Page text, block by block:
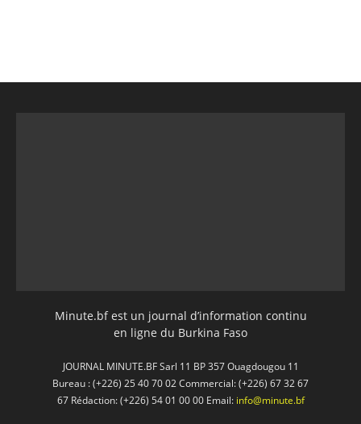
Minute.bf est un journal d’information continu
en ligne du Burkina Faso
JOURNAL MINUTE.BF Sarl 11 BP 357 Ouagdougou 11
Bureau : (+226) 25 40 70 02 Commercial: (+226) 67 32 67
67 Rédaction: (+226) 54 01 00 00 Email: info@minute.bf